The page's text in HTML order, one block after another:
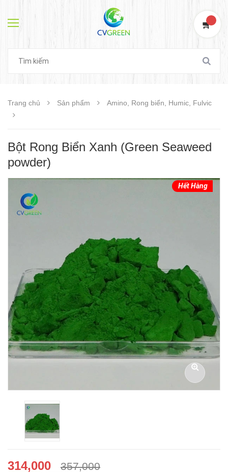
Trang chủ Sản phẩm Amino, Rong biển, Humic, Fulvic
Bột Rong Biển Xanh (Green Seaweed
powder)
Hết Hàng
314,000 357,000